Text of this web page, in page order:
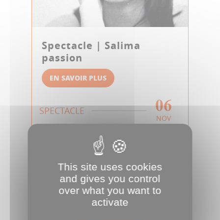
Spectacle | Salima
passion
EN SAVOIR PLUS
SPECTACLE 06
NOV
This site uses cookies
and gives you control
over what you want to
activate